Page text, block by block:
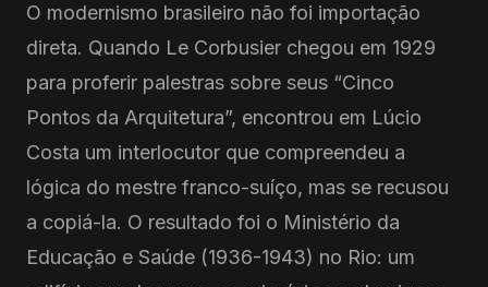
O modernismo brasileiro não foi importação
direta. Quando Le Corbusier chegou em 1929
para proferir palestras sobre seus “Cinco
Pontos da Arquitetura”, encontrou em Lúcio
Costa um interlocutor que compreendeu a
lógica do mestre franco-suíço, mas se recusou
a copiá-la. O resultado foi o Ministério da
Educação e Saúde (1936-1943) no Rio: um